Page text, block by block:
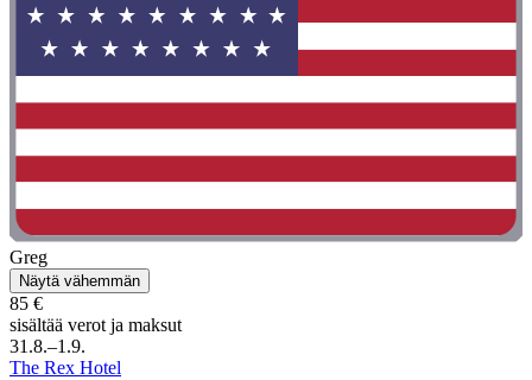
Greg
Näytä vähemmän
85 €
sisältää verot ja maksut
31.8.–1.9.
The Rex Hotel